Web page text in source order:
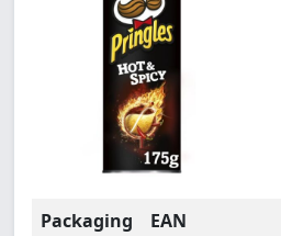
Packaging EAN